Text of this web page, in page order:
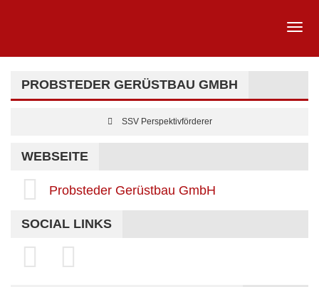
PROBSTEDER GERÜSTBAU GMBH
SSV Perspektivförderer
WEBSEITE
Probsteder Gerüstbau GmbH
SOCIAL LINKS